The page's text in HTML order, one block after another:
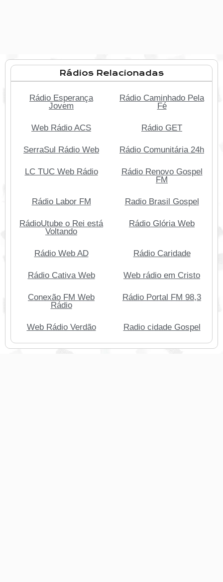
Rádios Relacionadas
Rádio Esperança
Jovem
Rádio Caminhado Pela
Fé
Web Rádio ACS Rádio GET
SerraSul Rádio Web Rádio Comunitária 24h
LC TUC Web Rádio
Rádio Renovo Gospel
FM
Rádio Labor FM Radio Brasil Gospel
RádioUtube o Rei está
Voltando
Rádio Glória Web
Rádio Web AD Rádio Caridade
Rádio Cativa Web Web rádio em Cristo
Conexão FM Web
Rádio
Rádio Portal FM 98,3
Web Rádio Verdão Radio cidade Gospel